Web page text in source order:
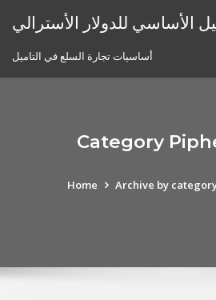
الأساسي للدولار الأسترالي
أساسيات تجارة السلع في التاميل
Category
Home Archive by